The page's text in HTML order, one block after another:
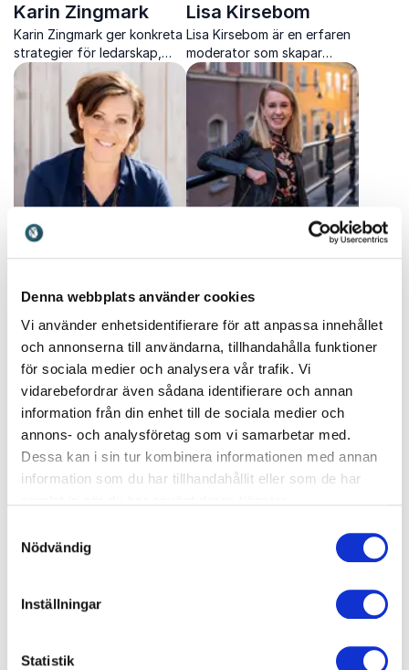
Denna webbplats använder cookies
Vi använder enhetsidentifierare för att anpassa innehållet
och annonserna till användarna, tillhandahålla funktioner
för sociala medier och analysera vår trafik. Vi
vidarebefordrar även sådana identifierare och annan
information från din enhet till de sociala medier och
annons- och analysföretag som vi samarbetar med.
Dessa kan i sin tur kombinera informationen med annan
information som du har tillhandahållit eller som de har
Nödvändig
Inställningar
Statistik
Karin Zingmark
Karin Zingmark ger konkreta
strategier för ledarskap,
kommunikation och starka
team i en digital och hybrid
arbetsvardag.
Lisa Kirsebom
Lisa Kirsebom är en erfaren
moderator som skapar
struktur, engagemang och
levande samtal genom
skarpa frågor och trygg
närvaro.
Lottie Knutson
verktyg för att leda och
kommunicera i kris, baserat
på egna erfarenheter från
händelser.
Maddy Savage
erfarenhet från
internationella scener
skapar Maddy Savage
dynamiska samtal som
engagerar, utmanar och
inspirerar varje publik.
begriplig. En inspirerande
roll i en snabbt föränderlig
organisationer, företag och
samhälle genom praktiska